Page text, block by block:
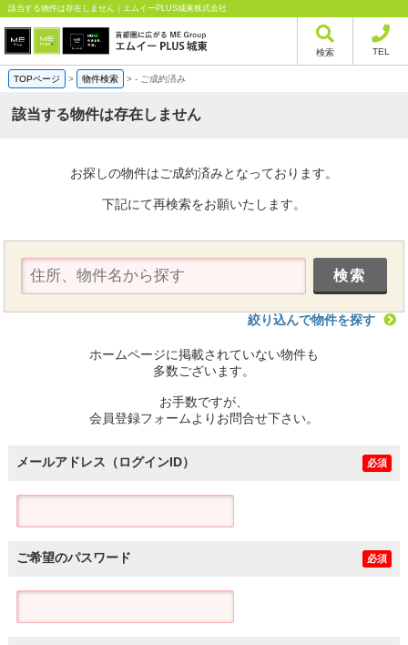
該当する物件は存在しません｜エムイーPLUS城東株式会社
検索 TEL
TOPページ > 物件検索 >- ご成約済み
該当する物件は存在しません
お探しの物件はご成約済みとなっております。
下記にて再検索をお願いたします。
絞り込んで物件を探す
ホームページに掲載されていない物件も
多数ございます。
お手数ですが、
会員登録フォームよりお問合せ下さい。
メールアドレス（ログインID） 必須
ご希望のパスワード 必須